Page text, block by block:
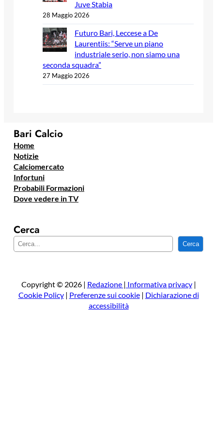
Juve Stabia
28 Maggio 2026
Futuro Bari, Leccese a De
Laurentiis: “Serve un piano
industriale serio, non siamo una
seconda squadra”
27 Maggio 2026
Bari Calcio
Home
Notizie
Calciomercato
Infortuni
Probabili Formazioni
Dove vedere in TV
Cerca
e
a
Cerca
Copyright © 2026 | Redazione | Informativa privacy|
Cookie Policy| Preferenze sui cookie| Dichiarazione di
accessibilità